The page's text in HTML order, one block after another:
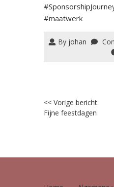
#maatwerk
By johan
Post
<< Vorige bericht:
Fijne feestdagen